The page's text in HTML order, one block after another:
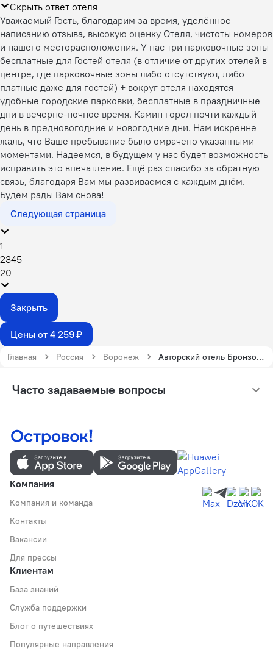
Скрыть ответ отеля
Уважаемый Гость, благодарим за время, уделённое
написанию отзыва, высокую оценку Отеля, чистоты номеров
и нашего месторасположения. У нас три парковочные зоны
бесплатные для Гостей отеля (в отличие от других отелей в
центре, где парковочные зоны либо отсутствуют, либо
платные даже для гостей) + вокруг отеля находятся
удобные городские парковки, бесплатные в праздничные
дни в вечерне-ночное время. Камин горел почти каждый
день в предновогодние и новогодние дни. Нам искренне
жаль, что Ваше пребывание было омрачено указанными
моментами. Надеемся, в будущем у нас будет возможность
исправить это впечатление. Ещё раз спасибо за обратную
связь, благодаря Вам мы развиваемся с каждым днём.
Будем рады Вам снова!
Следующая страница
1
2345
20
Закрыть
Цены от 4 259 ₽
Главная Россия Воронеж Авторский отель Бронзовый Кабан
Часто задаваемые вопросы
Компания
Компания и команда
Контакты
Вакансии
Для прессы
Клиентам
База знаний
Служба поддержки
Блог о путешествиях
Популярные направления